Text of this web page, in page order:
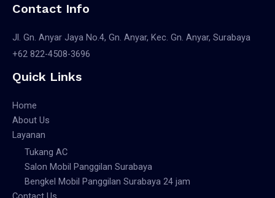
Contact Info
Jl. Gn. Anyar Jaya No.4, Gn. Anyar, Kec. Gn. Anyar, Surabaya
+62 822-4508-3696
Quick Links
Home
About Us
Layanan
Tukang AC
Salon Mobil Panggilan Surabaya
Bengkel Mobil Panggilan Surabaya 24 jam